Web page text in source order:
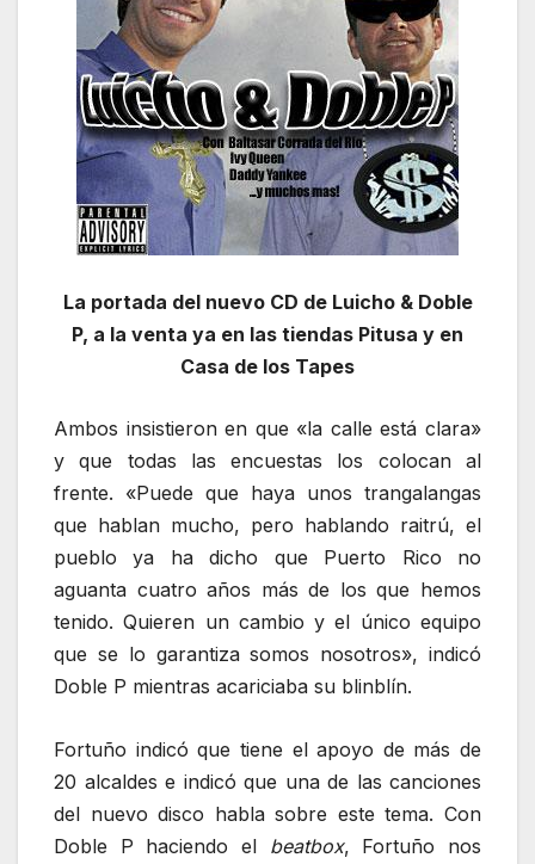
La portada del nuevo CD de Luicho & Doble
P, a la venta ya en las tiendas Pitusa y en
Casa de los Tapes
Ambos insistieron en que «la calle está clara»
y que todas las encuestas los colocan al
frente. «Puede que haya unos trangalangas
que hablan mucho, pero hablando raitrú, el
pueblo ya ha dicho que Puerto Rico no
aguanta cuatro años más de los que hemos
tenido. Quieren un cambio y el único equipo
que se lo garantiza somos nosotros», indicó
Doble P mientras acariciaba su blinblín.
Fortuño indicó que tiene el apoyo de más de
20 alcaldes e indicó que una de las canciones
del nuevo disco habla sobre este tema. Con
Doble P haciendo el beatbox, Fortuño nos